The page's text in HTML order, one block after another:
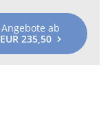
Angebote ab
EUR 235,50